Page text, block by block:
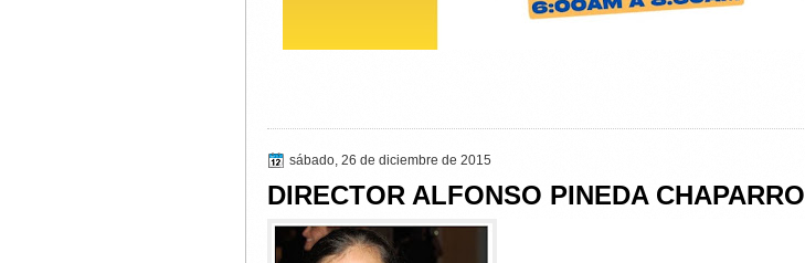
sábado, 26 de diciembre de 2015
DIRECTOR ALFONSO PINEDA CHAPARRO